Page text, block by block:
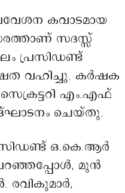
കവാടമായ
സദസ്സ്
പ്രസിഡണ്ട്
വഹിച്ചു. കർഷക
എം.എഫ്
ചെയ്തു.
ഒ.കെ.ആർ
മുൻ
രവികുമാർ,